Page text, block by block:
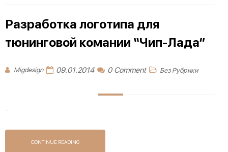
Разработка логотипа для
тюнинговой комании “Чип-Лада”
Migdesign 09.01.2014 0 Comment Без Рубрики
...
CONTINUE READING